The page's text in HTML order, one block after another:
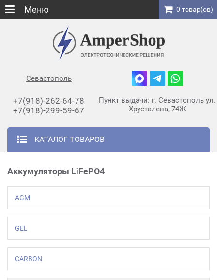
Севастополь
+7(918)-262-64-78
+7(918)-299-59-67
Пункт выдачи: г. Севастополь ул.
Хрусталева, 74Ж
КАТАЛОГ ТОВАРОВ
Меню 0 товар(ов)
Аккумуляторы LiFePO4
AGM
GEL
CARBON